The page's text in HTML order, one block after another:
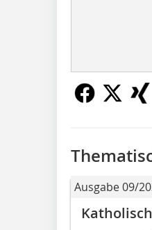
Ausgabe 09/